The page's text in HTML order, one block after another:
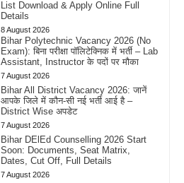
List Download & Apply Online Full
Details
8 August 2026
Bihar Polytechnic Vacancy 2026 (No
Exam): बिना परीक्षा पॉलिटेक्निक में भर्ती – Lab
Assistant, Instructor के पदों पर मौका
7 August 2026
Bihar All District Vacancy 2026: जानें
आपके जिले में कौन-सी नई भर्ती आई है –
District Wise अपडेट
7 August 2026
Bihar DElEd Counselling 2026 Start
Soon: Documents, Seat Matrix,
Dates, Cut Off, Full Details
7 August 2026